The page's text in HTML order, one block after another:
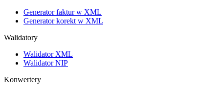
Generator faktur w XML
Generator korekt w XML
Walidatory
Walidator XML
Walidator NIP
Konwertery